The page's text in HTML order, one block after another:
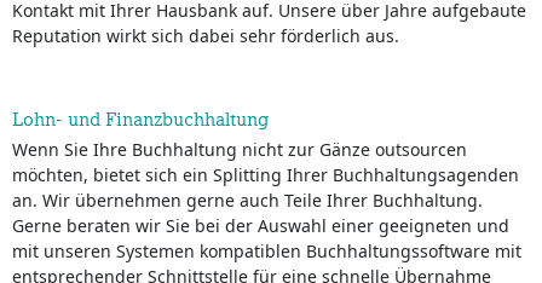
Kontakt mit Ihrer Hausbank auf. Unsere über Jahre aufgebaute
Reputation wirkt sich dabei sehr förderlich aus.
Lohn- und Finanzbuchhaltung
Wenn Sie Ihre Buchhaltung nicht zur Gänze outsourcen
möchten, bietet sich ein Splitting Ihrer Buchhaltungsagenden
an. Wir übernehmen gerne auch Teile Ihrer Buchhaltung.
Gerne beraten wir Sie bei der Auswahl einer geeigneten und
mit unseren Systemen kompatiblen Buchhaltungssoftware mit
entsprechender Schnittstelle für eine schnelle Übernahme